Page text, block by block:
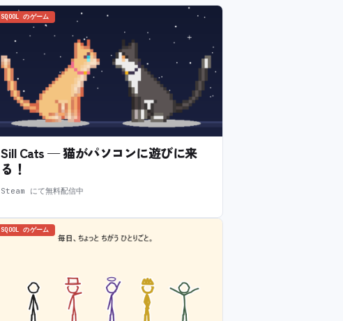
SQOOL のゲーム
Sill Cats — 猫がパソコンに遊びに来
る！
Steam にて無料配信中
SQOOL のゲーム